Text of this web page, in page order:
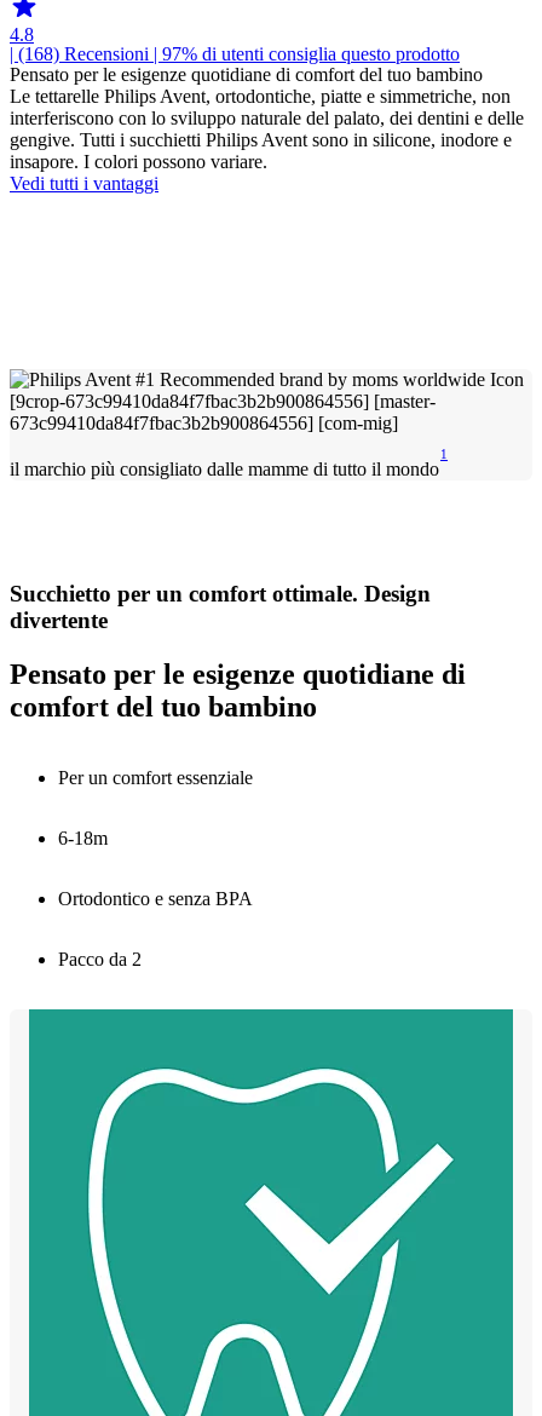
4.8
| (168) Recensioni | 97% di utenti consiglia questo prodotto
Pensato per le esigenze quotidiane di comfort del tuo bambino
Le tettarelle Philips Avent, ortodontiche, piatte e simmetriche, non
interferiscono con lo sviluppo naturale del palato, dei dentini e delle
gengive. Tutti i succhietti Philips Avent sono in silicone, inodore e
insapore. I colori possono variare.
Vedi tutti i vantaggi
il marchio più consigliato dalle mamme di tutto il mondo
1
Succhietto per un comfort ottimale. Design
divertente
Pensato per le esigenze quotidiane di
comfort del tuo bambino
Per un comfort essenziale
6-18m
Ortodontico e senza BPA
Pacco da 2